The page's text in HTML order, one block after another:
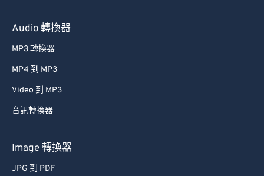
Audio 轉換器
MP3 轉換器
MP4 到 MP3
Video 到 MP3
音訊轉換器
Image 轉換器
JPG 到 PDF